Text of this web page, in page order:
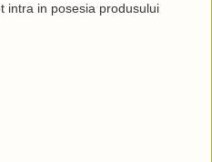
intra in posesia produsului